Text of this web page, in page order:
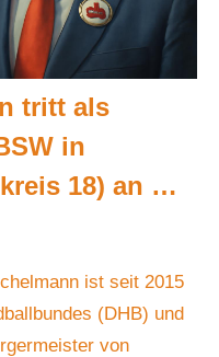
tritt als
in
18) an 🕊️
ist seit 2015
(DHB) und
von